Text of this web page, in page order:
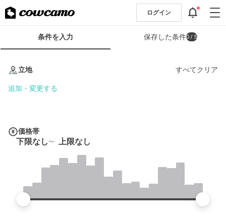
ログイン
条
条件を入力 保存した条件0 / 5
立地 すべてクリア
追加・変更する
価格帯
下限なし 上限なし